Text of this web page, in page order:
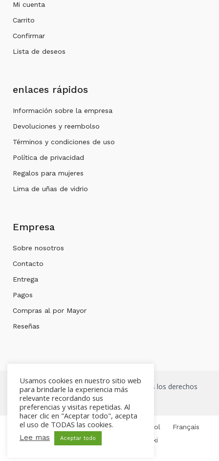
Mi cuenta
Carrito
Confirmar
Lista de deseos
enlaces rápidos
Información sobre la empresa
Devoluciones y reembolso
Términos y condiciones de uso
Política de privacidad
Regalos para mujeres
Lima de uñas de vidrio
Empresa
Sobre nosotros
Contacto
Entrega
Pagos
Compras al por Mayor
Reseñas
Copyright © 2026 Mont bleu Store. Todos los derechos
reservados.
Usamos cookies en nuestro sitio web
para brindarle la experiencia más
relevante recordando sus
preferencias y visitas repetidas. Al
hacer clic en "Aceptar todo", acepta
el uso de TODAS las cookies.
Lee mas Aceptar todo
English Čeština Deutsch Español
Français
Italiano
Polski